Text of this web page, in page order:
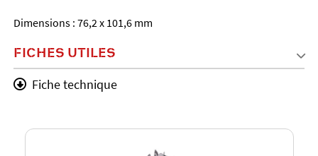
Dimensions : 76,2 x 101,6 mm
FICHES UTILES
Fiche technique